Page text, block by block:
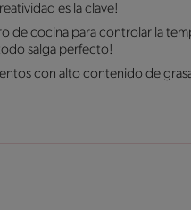
es la clave!
de cocina para controlar la
salga perfecto!
con alto contenido de